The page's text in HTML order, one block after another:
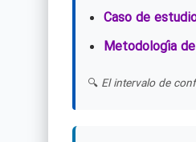
Caso de
Metodología
🔍 El intervalo de